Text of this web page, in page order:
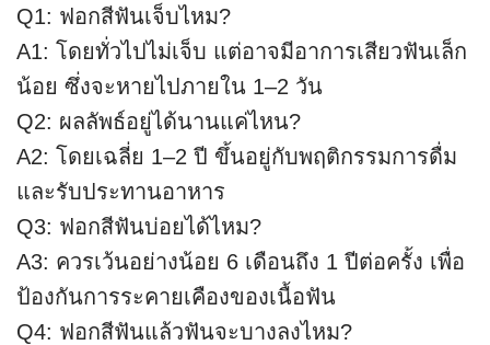
Q1: ฟอกสีฟันเจ็บไหม?
A1: โดยทั่วไปไม่เจ็บ แต่อาจมีอาการเสียวฟันเล็ก
น้อย ซึ่งจะหายไปภายใน 1–2 วัน
Q2: ผลลัพธ์อยู่ได้นานแค่ไหน?
A2: โดยเฉลี่ย 1–2 ปี ขึ้นอยู่กับพฤติกรรมการดื่ม
และรับประทานอาหาร
Q3: ฟอกสีฟันบ่อยได้ไหม?
A3: ควรเว้นอย่างน้อย 6 เดือนถึง 1 ปีต่อครั้ง เพื่อ
ป้องกันการระคายเคืองของเนื้อฟัน
Q4: ฟอกสีฟันแล้วฟันจะบางลงไหม?